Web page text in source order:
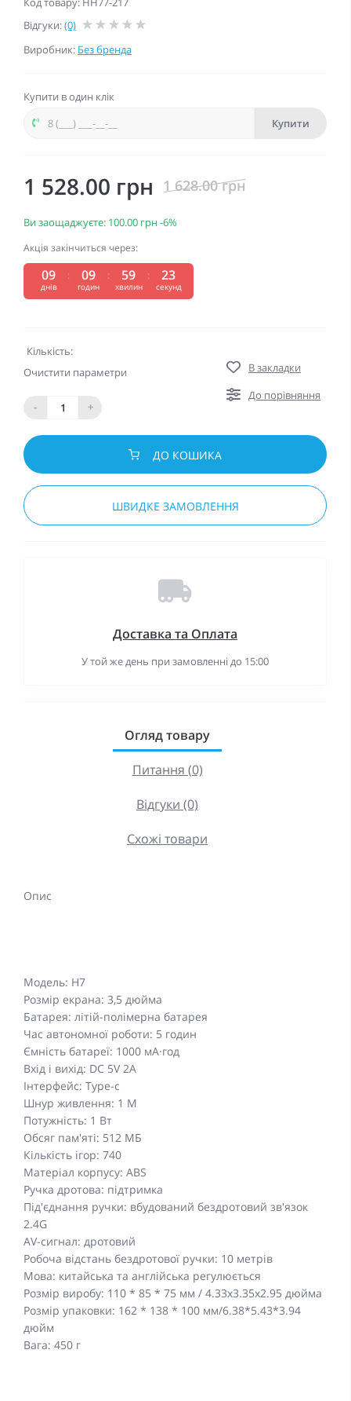
Відгуки:(0)
Виробник: Без бренда
Купити в один клік
Купити
1 528.00 грн 1 628.00 грн
Ви заощаджуєте: 100.00 грн-6%
Акція закінчиться через:
09
днів
09
годин
59
хвилин
22
секунд
Кількість:
Очистити параметри
- +
В закладки
До порівняння
ДО КОШИКА
ШВИДКЕ ЗАМОВЛЕННЯ
Доставка та Оплата
У той же день при замовленні до 15:00
Огляд товару
Питання (0)
Відгуки (0)
Схожі товари
Опис
Модель: H7
Розмір екрана: 3,5 дюйма
Батарея: літій-полімерна батарея
Час автономної роботи: 5 годин
Ємність батареї: 1000 мА·год
Вхід і вихід: DC 5V 2A
Інтерфейс: Type-c
Шнур живлення: 1 М
Потужність: 1 Вт
Обсяг пам'яті: 512 МБ
Кількість ігор: 740
Матеріал корпусу: ABS
Ручка дротова: підтримка
Під'єднання ручки: вбудований бездротовий зв'язок
2.4G
AV-сигнал: дротовий
Робоча відстань бездротової ручки: 10 метрів
Мова: китайська та англійська регулюється
Розмір виробу: 110 * 85 * 75 мм / 4.33x3.35x2.95 дюйма
Розмір упаковки: 162 * 138 * 100 мм/6.38*5.43*3.94
дюйм
Вага: 450 г